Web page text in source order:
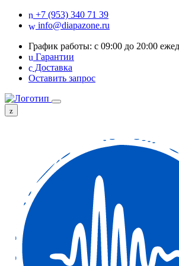
+7 (953) 340 71 39
info@diapazone.ru
График работы: с 09:00 до 20:00
Гарантии
Доставка
Оставить запрос